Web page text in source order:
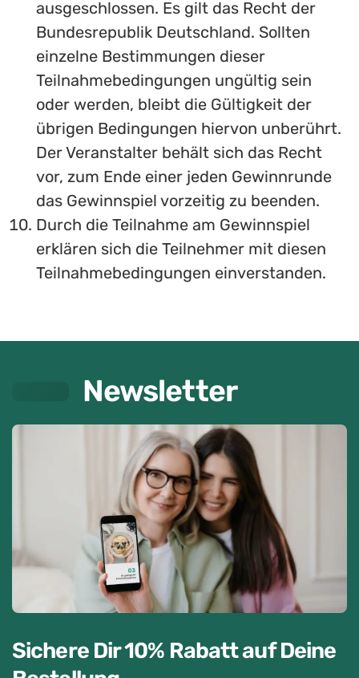
ausgeschlossen. Es gilt das Recht der
Bundesrepublik Deutschland. Sollten
einzelne Bestimmungen dieser
Teilnahmebedingungen ungültig sein
oder werden, bleibt die Gültigkeit der
übrigen Bedingungen hiervon unberührt.
Der Veranstalter behält sich das Recht
vor, zum Ende einer jeden Gewinnrunde
das Gewinnspiel vorzeitig zu beenden.
Durch die Teilnahme am Gewinnspiel
erklären sich die Teilnehmer mit diesen
Teilnahmebedingungen einverstanden.
Newsletter
Sichere Dir 10% Rabattauf Deine